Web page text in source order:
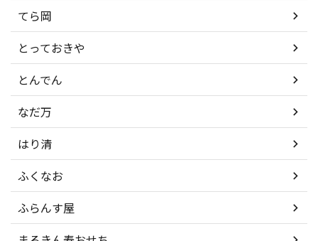
てら岡
とっておきや
とんでん
なだ万
はり清
ふくなお
ふらんす屋